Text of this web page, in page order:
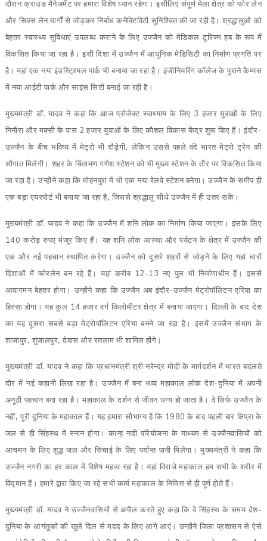
दौरान क्राउड मैनेजमेंट पर हमारा विशेष ध्यान रहेगा। इसीलिए संपूर्ण मेला क्षेत्र को फोर लेन
और सिक्स लेन मार्गों से जोड़कर निर्बाध कनेक्टिविटी सुनिश्चित की जा रही है। श्रद्धालुओं को
बेहतर स्वास्थ्य सुविधाएं उपलब्ध कराने के लिए उज्जैन को मेडिकल टूरिज्म हब के रूप में
विकसित किया जा रहा है। इसी दिशा में उज्जैन में आधुनिक मेडिसिटी का निर्माण प्रगति पर
है। यहां एक नया इंडस्ट्रियल पार्क भी बनाया जा रहा है। इंजीनियरिंग कॉलेज के पुराने कैम्पस
में नया आईटी पार्क और साइंस सिटी बनाई जा रही है।
मुख्यमंत्री डॉ. यादव ने कहा कि आज प्रोजेक्ट स्वाध्याय के लिए 3 हजार युवाओं के लिए
निनौरा और मक्सी के पास 2 हजार युवाओं के लिए कौशल विकास केंद्र शुरू किए हैं। इंदौर-
उज्जैन के बीच भविष्य में मेट्रो भी दौड़ेगी, लेकिन उससे पहले वंदे भारत मेट्रो ट्रेन की
सौगात मिलेगी। शहर के चिंतामण गणेश स्टेशन को भी मुख्य स्टेशन के तौर पर विकसित किया
जा रहा है। उन्होंने कहा कि मोहनपुरा में भी एक नया रेलवे स्टेशन बनेगा। उज्जैन के समीप ही
एक बड़ा एयरपोर्ट भी बनाया जा रहा है, जिससे श्रद्धालु सीधे उज्जैन में ही उतर सकें।
मुख्यमंत्री डॉ. यादव ने कहा कि उज्जैन में शनि लोक का निर्माण किया जाएगा। इसके लिए
140 करोड़ रुपए मंजूर किए हैं। यह शनि लोक आस्था और पर्यटन के क्षेत्र में उज्जैन की
एक और नई पहचान स्थापित करेगा। उज्जैन को दूसरे शहरों से जोड़ने के लिए यहां चारों
दिशाओं में फोरलेन बन रहे हैं। यहां करीब 12-13 नए पुल भी निर्माणाधीन हैं। इससे
आवागमन बेहतर होगा। उन्होंने कहा कि उज्जैन अब इंदौर-उज्जैन मेट्रोपॉलिटन एरिया का
हिस्सा होगा। यह कुल 14 हजार वर्ग किलोमीटर क्षेत्र में बनाया जाएगा। दिल्ली के बाद देश
का यह दूसरा सबसे बड़ा मेट्रोपॉलिटन एरिया बनने जा रहा है। इसमें उज्जैन संभाग के
शाजापुर, शुजालपुर,देवास और रतलाम भी शामिल होंगे।
मुख्यमंत्री डॉ. यादव ने कहा कि प्रधानमंत्री श्री नरेन्द्र मोदी के मार्गदर्शन में भारत बदलते
दौर में नई कहानी लिख रहा है। उज्जैन में बना भव्य महाकाल लोक देश-दुनिया में अपनी
अनूठी पहचान बना रहा है। महाकाल के दर्शन से जीवन धन्य हो जाता है। वे सिर्फ उज्जैन के
नहीं, पूरी दुनिया के महाकाल हैं। यह हमारा सौभाग्य है कि 1980 के बाद पहली बार क्षिप्रा के
जल से ही सिंहस्थ में स्नान होगा। कान्ह नदी परियोजना के माध्यम से उज्जैनवासियों को
आचमन के लिए शुद्ध जल और सिंचाई के लिए पर्याप्त पानी मिलेगा। मुख्यमंत्री ने कहा कि
उज्जैन नगरी का हर काल में विशेष महत्व रहा है। यहां विराजे महाकाल हम सभी के शरीर में
विद्मान हैं। हमारे द्वारा किए जा रहे सभी कार्य महाकाल के निमित्त से ही पूर्ण होते हैं।
मुख्यमंत्री डॉ. यादव ने उज्जैनवासियों से अपील करते हुए कहा कि वे सिंहस्थ के समय देश-
दुनिया के आगंतुकों की खुले दिल से मदद के लिए आगे आएं। उन्होंने जिला प्रशासन से ऐसे